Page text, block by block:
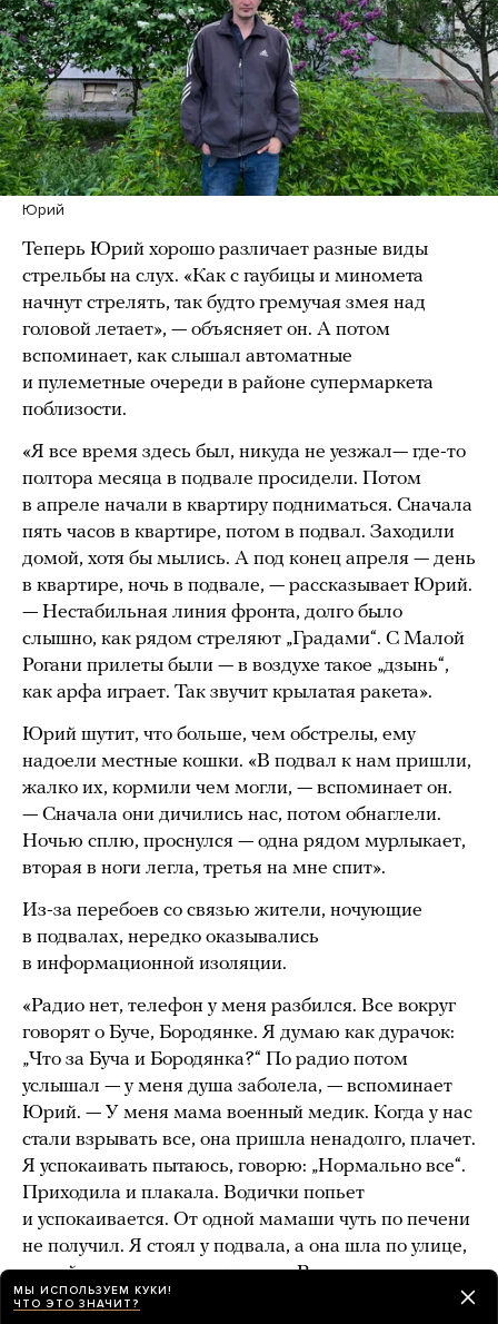
Юрий
Теперь Юрий хорошо различает разные виды
стрельбы на слух. «Как с гаубицы и миномета
начнут стрелять, так будто гремучая змея над
головой летает», — объясняет он. А потом
вспоминает, как слышал автоматные
и пулеметные очереди в районе супермаркета
поблизости.
«Я все время здесь был, никуда не уезжал— где-то
полтора месяца в подвале просидели. Потом
в апреле начали в квартиру подниматься. Сначала
пять часов в квартире, потом в подвал. Заходили
домой, хотя бы мылись. А под конец апреля — день
в квартире, ночь в подвале, — рассказывает Юрий.
— Нестабильная линия фронта, долго было
слышно, как рядом стреляют „Градами“. С Малой
Рогани прилеты были — в воздухе такое „дзынь“,
как арфа играет. Так звучит крылатая ракета».
Юрий шутит, что больше, чем обстрелы, ему
надоели местные кошки. «В подвал к нам пришли,
жалко их, кормили чем могли, — вспоминает он.
— Сначала они дичились нас, потом обнаглели.
Ночью сплю, проснулся — одна рядом мурлыкает,
вторая в ноги легла, третья на мне спит».
Из-за перебоев со связью жители, ночующие
в подвалах, нередко оказывались
в информационной изоляции.
«Радио нет, телефон у меня разбился. Все вокруг
говорят о Буче, Бородянке. Я думаю как дурачок:
„Что за Буча и Бородянка?“ По радио потом
услышал — у меня душа заболела, — вспоминает
Юрий. — У меня мама военный медик. Когда у нас
стали взрывать все, она пришла ненадолго, плачет.
Я успокаивать пытаюсь, говорю: „Нормально все“.
Приходила и плакала. Водички попьет
и успокаивается. От одной мамаши чуть по печени
не получил. Я стоял у подвала, а она шла по улице,
за ней невдалеке ее дети шли. Вдруг самолет
пролетел и ударил, я ее хватаю, а она убегает.
МЫ ИСПОЛЬЗУЕМ КУКИ!
ЧТО ЭТО ЗНАЧИТ?